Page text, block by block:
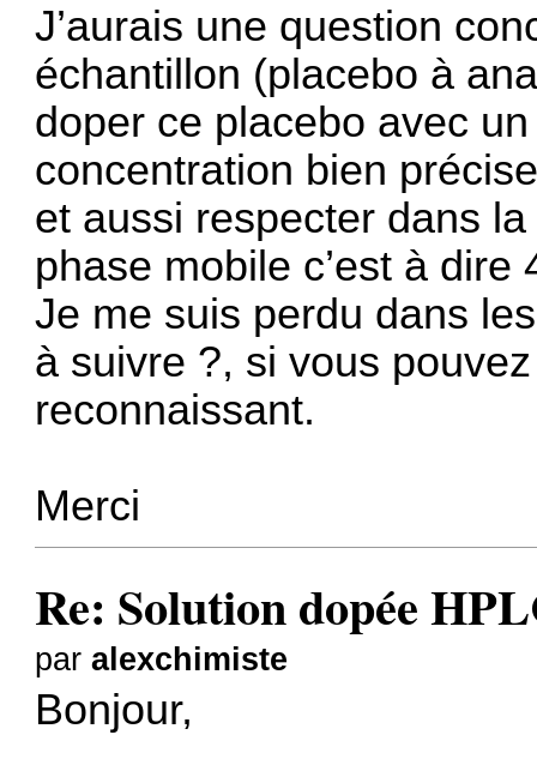
J’aurais une question
échantillon (placebo à
doper ce placebo avec
concentration bien
et aussi respecter dans
phase mobile c’est à dire
Je me suis perdu dans
à suivre ?, si vous pouvez
reconnaissant.
Merci
Re: Solution dopée
paralexchimiste
Bonjour,